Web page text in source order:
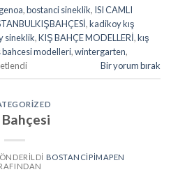
,bostanci sineklik, ISI CAMLI
,kadikoy kış
sineklik,KIŞ BAHÇE MODELLERİ,kış
bahcesi modelleri,wintergarten,
Bir yorum bırak
Bahçesi
BOSTANCIPIMAPEN